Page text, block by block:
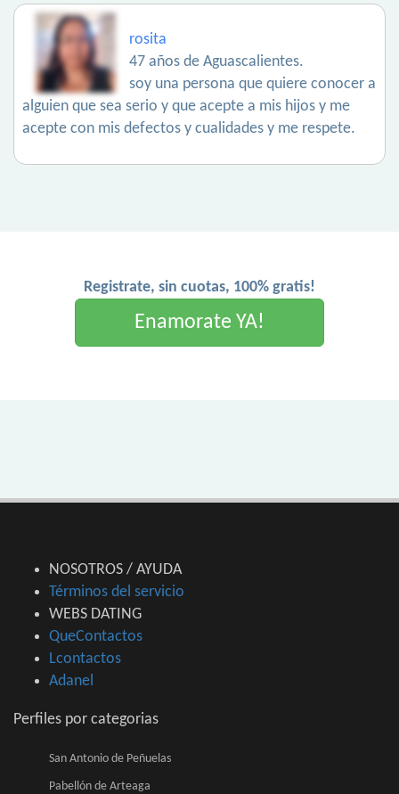
rosita
47 años de Aguascalientes.
soy una persona que quiere conocer a
alguien que sea serio y que acepte a mis hijos y me
acepte con mis defectos y cualidades y me respete.
Registrate, sin cuotas, 100% gratis!
Enamorate YA!
NOSOTROS / AYUDA
Términos del servicio
WEBS DATING
QueContactos
Lcontactos
Adanel
Perfiles por categorias
San Antonio de Peñuelas
Pabellón de Arteaga